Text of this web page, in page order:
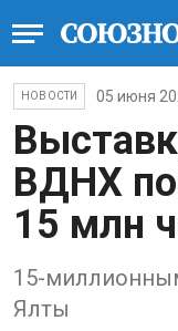
НОВОСТИ 05 июня
ВДНХ
15 млн
15-
Ялты